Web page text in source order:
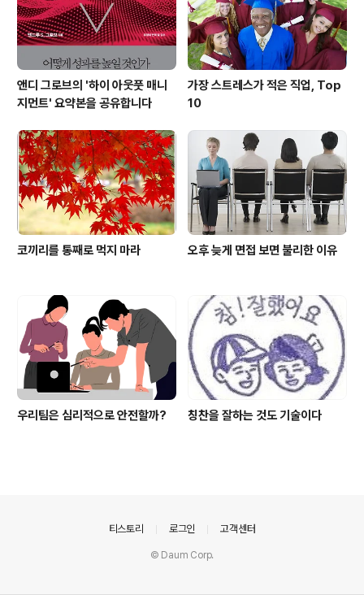
앤디 그로브의 '하이 아웃풋 매니
지먼트' 요약본을 공유합니다
가장 스트레스가 적은 직업, Top
10
코끼리를 통째로 먹지 마라 오후 늦게 면접 보면 불리한 이유
우리팀은 심리적으로 안전할까? 칭찬을 잘하는 것도 기술이다
티스토리 로그인 고객센터
© Daum Corp.